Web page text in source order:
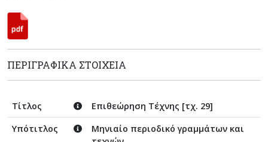
ΠΕΡΙΓΡΑΦΙΚΆ ΣΤΟΙΧΕΊΑ
Τίτλος
Επιθεώρηση Τέχνης [τχ. 29]
Υπότιτλος
Μηνιαίο περιοδικό γραμμάτων και